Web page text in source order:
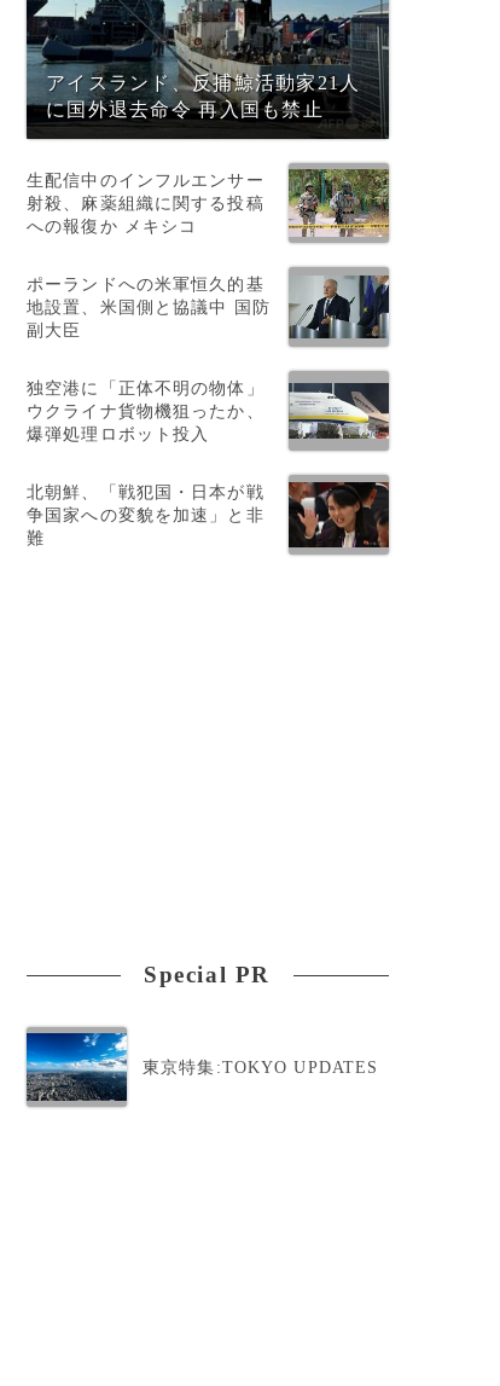
アイスランド、反捕鯨活動家21人
に国外退去命令 再入国も禁止
生配信中のインフルエンサー
射殺、麻薬組織に関する投稿
への報復か メキシコ
ポーランドへの米軍恒久的基
地設置、米国側と協議中 国防
副大臣
独空港に「正体不明の物体」
ウクライナ貨物機狙ったか、
爆弾処理ロボット投入
北朝鮮、「戦犯国・日本が戦
争国家への変貌を加速」と非
難
Special PR
東京特集:TOKYO UPDATES